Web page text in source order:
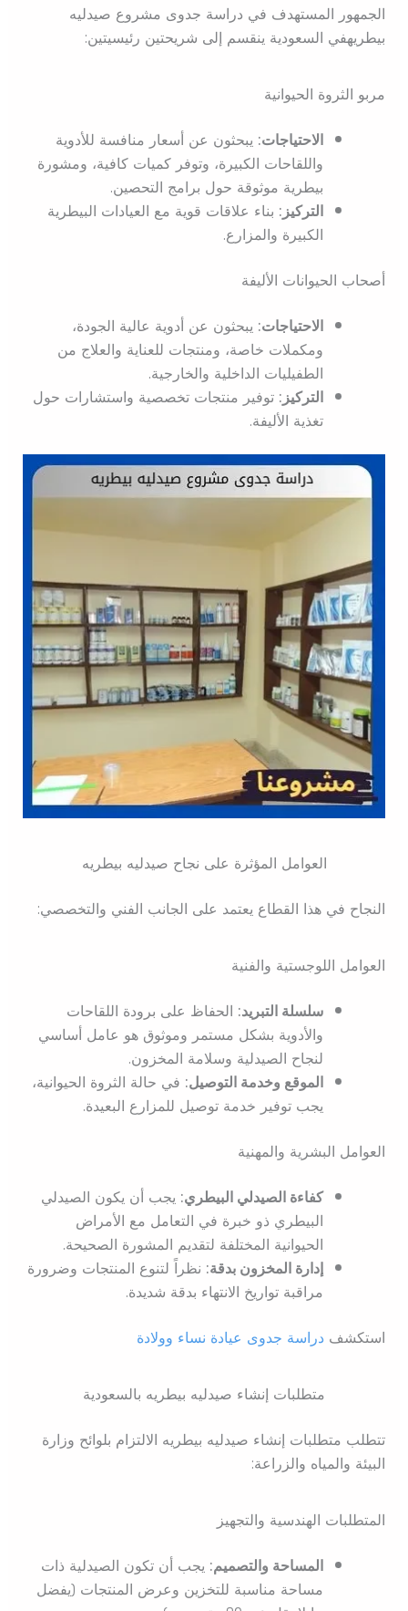
الجمهور المستهدف في دراسة جدوى مشروع صيدليه
بيطريهفي السعودية ينقسم إلى شريحتين رئيسيتين:
مربو الثروة الحيوانية
الاحتياجات:يبحثون عن أسعار منافسة للأدوية
واللقاحات الكبيرة، وتوفر كميات كافية، ومشورة
بيطرية موثوقة حول برامج التحصين.
التركيز:بناء علاقات قوية مع العيادات البيطرية
الكبيرة والمزارع.
أصحاب الحيوانات الأليفة
الاحتياجات:يبحثون عن أدوية عالية الجودة،
ومكملات خاصة، ومنتجات للعناية والعلاج من
الطفيليات الداخلية والخارجية.
التركيز:توفير منتجات تخصصية واستشارات حول
تغذية الأليفة.
العوامل المؤثرة على نجاح صيدليه بيطريه
النجاح في هذا القطاع يعتمد على الجانب الفني والتخصصي:
العوامل اللوجستية والفنية
سلسلة التبريد:الحفاظ على برودة اللقاحات
والأدوية بشكل مستمر وموثوق هو عامل أساسي
لنجاح الصيدلية وسلامة المخزون.
الموقع وخدمة التوصيل:في حالة الثروة الحيوانية،
يجب توفير خدمة توصيل للمزارع البعيدة.
العوامل البشرية والمهنية
كفاءة الصيدلي البيطري:يجب أن يكون الصيدلي
البيطري ذو خبرة في التعامل مع الأمراض
الحيوانية المختلفة لتقديم المشورة الصحيحة.
إدارة المخزون بدقة:نظراً لتنوع المنتجات وضرورة
مراقبة تواريخ الانتهاء بدقة شديدة.
استكشف دراسة جدوى عيادة نساء وولادة
متطلبات إنشاء صيدليه بيطريه بالسعودية
تتطلب متطلبات إنشاء صيدليه بيطريه الالتزام بلوائح وزارة
البيئة والمياه والزراعة:
المتطلبات الهندسية والتجهيز
المساحة والتصميم:يجب أن تكون الصيدلية ذات
مساحة مناسبة للتخزين وعرض المنتجات (يفضل